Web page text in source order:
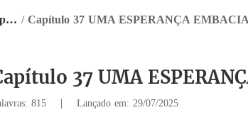
Ela me deu a visão, eu a perdi para sempre / Capítulo 37 UMA ESPERANÇA
37 UMA
815 | Lançado em: 29/07/2025